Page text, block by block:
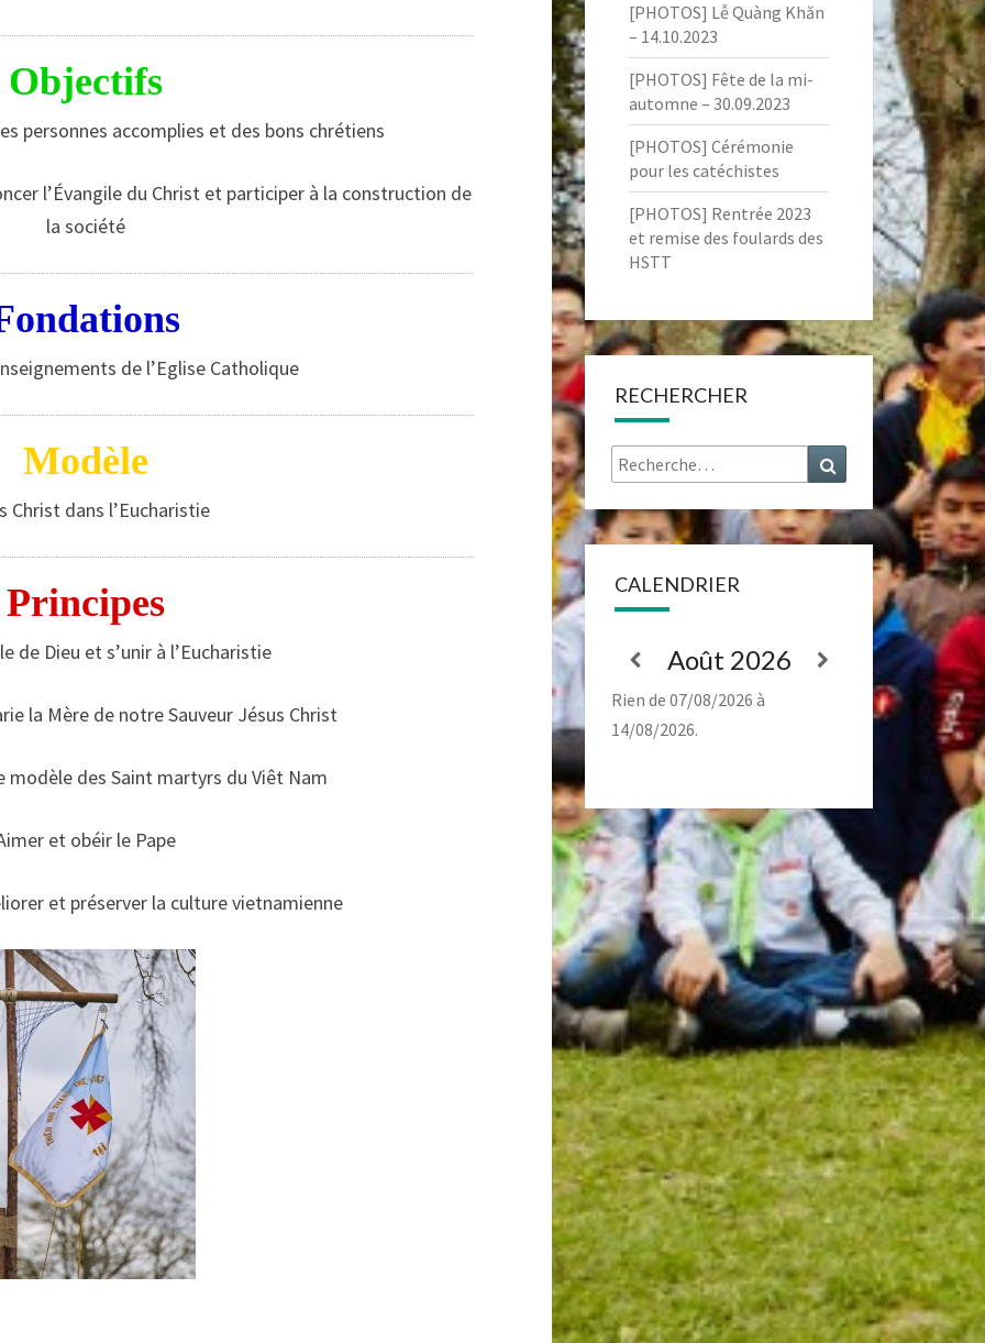
Objectifs
personnes accomplies et des bons chrétiens
l’Évangile du Christ et participer à la construction de
la société
de l’Eglise Catholique
Modèle
Christ dans l’Eucharistie
Principes
de Dieu et s’unir à l’Eucharistie
la Mère de notre Sauveur Jésus Christ
modèle des Saint martyrs du Viêt Nam
et obéir le Pape
et préserver la culture vietnamienne
[PHOTOS] Lễ Quàng Khăn
– 14.10.2023
[PHOTOS] Fête de la mi-
automne – 30.09.2023
[PHOTOS] Cérémonie
pour les catéchistes
[PHOTOS] Rentrée 2023
et remise des foulards des
HSTT
RECHERCHER
Rechercher : Recherche
CALENDRIER
Août 2026
Rien de 07/08/2026 à
14/08/2026.